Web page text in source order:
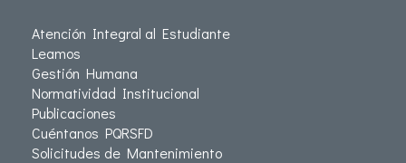
Atención Integral al Estudiante
Leamos
Gestión Humana
Normatividad Institucional
Publicaciones
Cuéntanos PQRSFD
Solicitudes de Mantenimiento